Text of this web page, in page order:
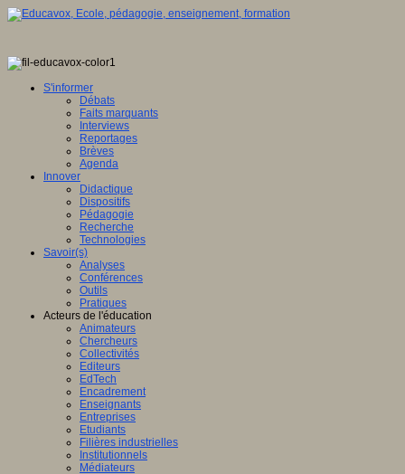
S'informer
Débats
Faits marquants
Interviews
Reportages
Brèves
Agenda
Innover
Didactique
Dispositifs
Pédagogie
Recherche
Technologies
Savoir(s)
Analyses
Conférences
Outils
Pratiques
Acteurs de l'éducation
Animateurs
Chercheurs
Collectivités
Editeurs
EdTech
Encadrement
Enseignants
Entreprises
Etudiants
Filières industrielles
Institutionnels
Médiateurs